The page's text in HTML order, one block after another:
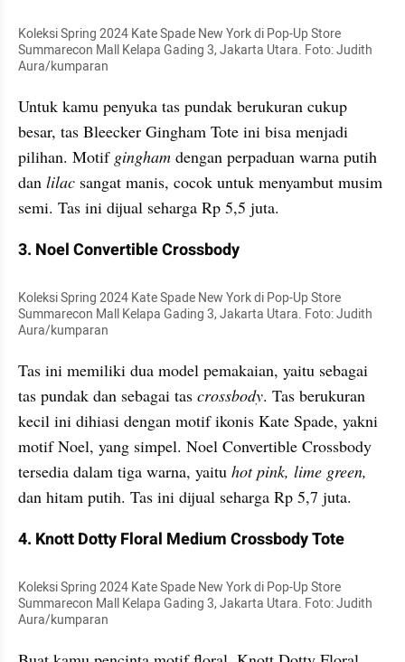
Koleksi Spring 2024 Kate Spade New York di Pop-Up Store
Summarecon Mall Kelapa Gading 3, Jakarta Utara. Foto: Judith
Aura/kumparan
Untuk kamu penyuka tas pundak berukuran cukup
besar, tas Bleecker Gingham Tote ini bisa menjadi
pilihan. Motif gingham dengan perpaduan warna putih
dan lilac sangat manis, cocok untuk menyambut musim
semi. Tas ini dijual seharga Rp 5,5 juta.
3. Noel Convertible Crossbody
Koleksi Spring 2024 Kate Spade New York di Pop-Up Store
Summarecon Mall Kelapa Gading 3, Jakarta Utara. Foto: Judith
Aura/kumparan
Tas ini memiliki dua model pemakaian, yaitu sebagai
tas pundak dan sebagai tas crossbody. Tas berukuran
kecil ini dihiasi dengan motif ikonis Kate Spade, yakni
motif Noel, yang simpel. Noel Convertible Crossbody
tersedia dalam tiga warna, yaitu hot pink, lime green,
dan hitam putih. Tas ini dijual seharga Rp 5,7 juta.
4. Knott Dotty Floral Medium Crossbody Tote
Koleksi Spring 2024 Kate Spade New York di Pop-Up Store
Summarecon Mall Kelapa Gading 3, Jakarta Utara. Foto: Judith
Aura/kumparan